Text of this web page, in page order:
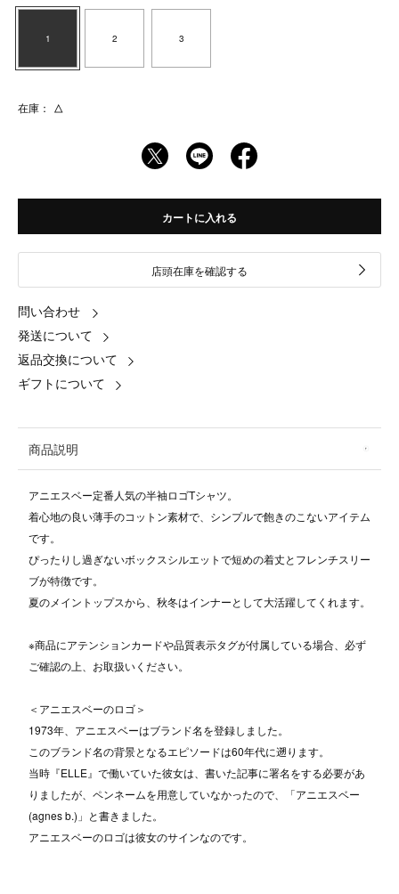
1 2 3
在庫： △
カートに入れる
店頭在庫を確認する
問い合わせ
発送について
返品交換について
ギフトについて
商品説明
アニエスベー定番人気の半袖ロゴTシャツ。
着心地の良い薄手のコットン素材で、シンプルで飽きのこないアイテム
です。
ぴったりし過ぎないボックスシルエットで短めの着丈とフレンチスリー
ブが特徴です。
夏のメイントップスから、秋冬はインナーとして大活躍してくれます。
※商品にアテンションカードや品質表示タグが付属している場合、必ず
ご確認の上、お取扱いください。
＜アニエスベーのロゴ＞
1973年、アニエスベーはブランド名を登録しました。
このブランド名の背景となるエピソードは60年代に遡ります。
当時『ELLE』で働いていた彼女は、書いた記事に署名をする必要があ
りましたが、ペンネームを用意していなかったので、「アニエスベー
(agnes b.)」と書きました。
アニエスベーのロゴは彼女のサインなのです。